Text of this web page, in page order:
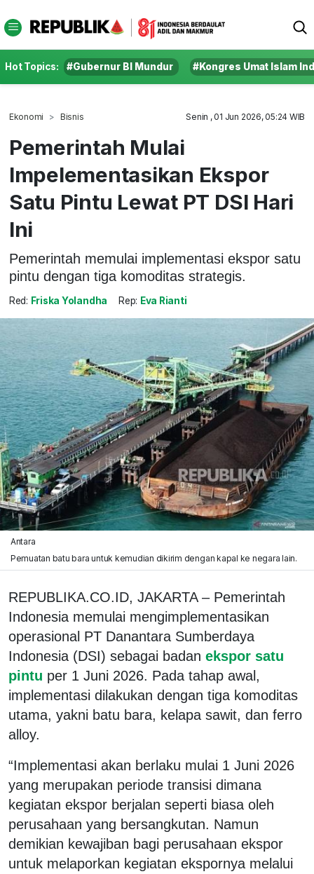
Hot Topics: #Gubernur BI Mundur #Kongres Umat Islam
Ekonomi Bisnis Senin , 01 Jun 2026, 05:24 WIB
Pemerintah Mulai
Impelementasikan Ekspor
Satu Pintu Lewat PT DSI Hari
Ini
Pemerintah memulai implementasi ekspor satu
pintu dengan tiga komoditas strategis.
Red: Friska Yolandha Rep: Eva Rianti
Antara
Pemuatan batu bara untuk kemudian dikirim dengan kapal ke negara lain.
REPUBLIKA.CO.ID, JAKARTA – Pemerintah
Indonesia memulai mengimplementasikan
operasional PT Danantara Sumberdaya
Indonesia (DSI) sebagai badan ekspor satu
pintu per 1 Juni 2026. Pada tahap awal,
implementasi dilakukan dengan tiga komoditas
utama, yakni batu bara, kelapa sawit, dan ferro
alloy.
“Implementasi akan berlaku mulai 1 Juni 2026
yang merupakan periode transisi dimana
kegiatan ekspor berjalan seperti biasa oleh
perusahaan yang bersangkutan. Namun
demikian kewajiban bagi perusahaan ekspor
untuk melaporkan kegiatan ekspornya melalui